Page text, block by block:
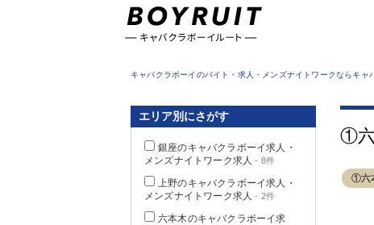
キャバクラボーイのバイト・求人・メンズナイトワークならキャ
①
①六
エリア別にさがす
銀座のキャバクラボーイ求人・
メンズナイトワーク求人 - 8件
上野のキャバクラボーイ求人・
メンズナイトワーク求人 - 2件
六本木のキャバクラボーイ求
東京都